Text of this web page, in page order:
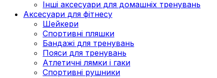
Інші аксесуари для домашніх тренувань
Аксесуари для фітнесу
Шейкери
Спортивні пляшки
Бандажі для тренувань
Пояси для тренувань
Атлетичні лямки і гаки
Спортивні рушники